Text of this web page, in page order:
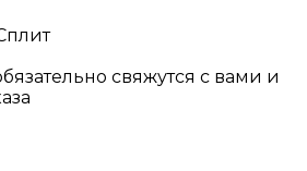
свяжутся с вами и